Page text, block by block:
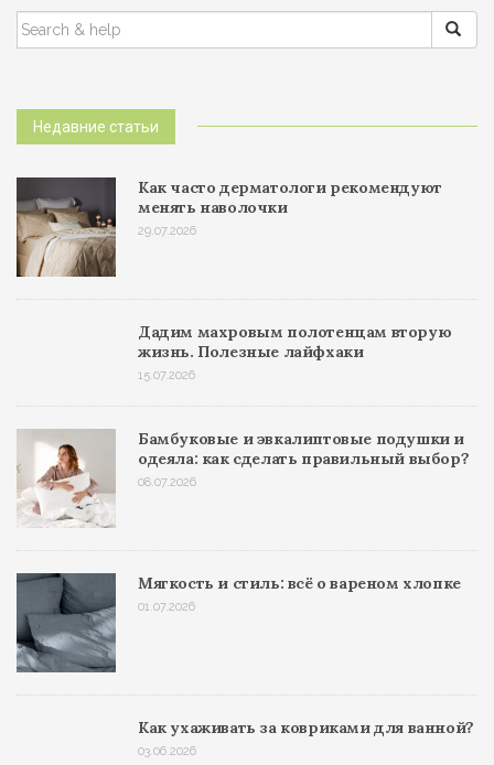
ПОИСК:
Недавние статьи
Как часто дерматологи рекомендуют
менять наволочки
29.07.2026
Дадим махровым полотенцам вторую
жизнь. Полезные лайфхаки
15.07.2026
Бамбуковые и эвкалиптовые подушки и
одеяла: как сделать правильный выбор?
08.07.2026
Мягкость и стиль: всё о вареном хлопке
01.07.2026
Как ухаживать за ковриками для ванной?
03.06.2026